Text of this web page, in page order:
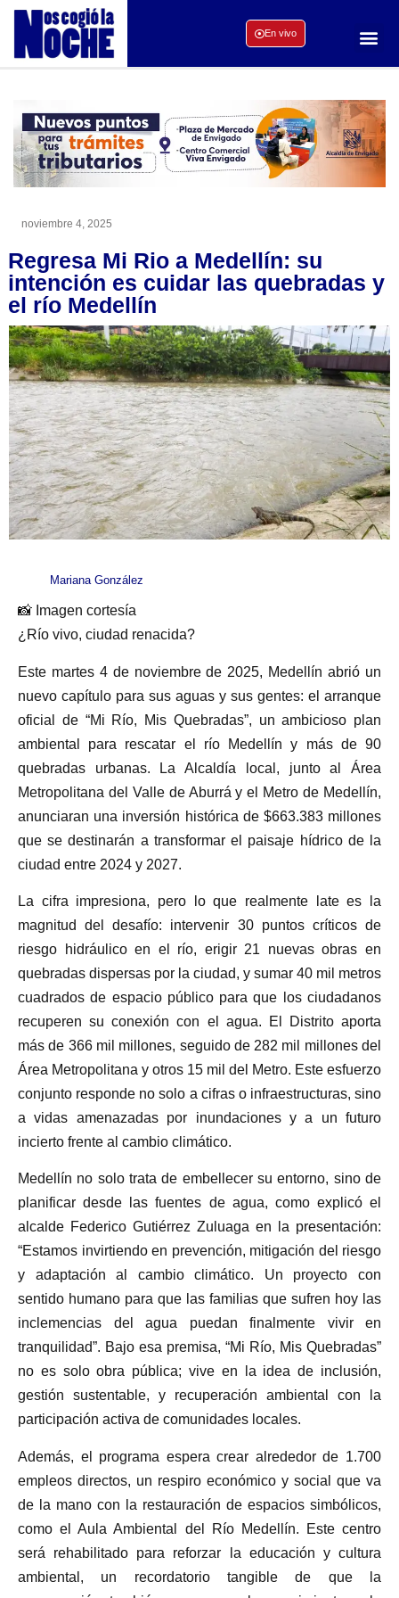
En vivo
noviembre 4, 2025
Regresa Mi Rio a Medellín: su
intención es cuidar las quebradas y
el río Medellín
Mariana González
📸 Imagen cortesía
¿Río vivo, ciudad renacida?
Este martes 4 de noviembre de 2025, Medellín abrió un
nuevo capítulo para sus aguas y sus gentes: el arranque
oficial de “Mi Río, Mis Quebradas”, un ambicioso plan
ambiental para rescatar el río Medellín y más de 90
quebradas urbanas. La Alcaldía local, junto al Área
Metropolitana del Valle de Aburrá y el Metro de Medellín,
anunciaran una inversión histórica de $663.383 millones
que se destinarán a transformar el paisaje hídrico de la
ciudad entre 2024 y 2027.
La cifra impresiona, pero lo que realmente late es la
magnitud del desafío: intervenir 30 puntos críticos de
riesgo hidráulico en el río, erigir 21 nuevas obras en
quebradas dispersas por la ciudad, y sumar 40 mil metros
cuadrados de espacio público para que los ciudadanos
recuperen su conexión con el agua. El Distrito aporta
más de 366 mil millones, seguido de 282 mil millones del
Área Metropolitana y otros 15 mil del Metro. Este esfuerzo
conjunto responde no solo a cifras o infraestructuras, sino
a vidas amenazadas por inundaciones y a un futuro
incierto frente al cambio climático.
Medellín no solo trata de embellecer su entorno, sino de
planificar desde las fuentes de agua, como explicó el
alcalde Federico Gutiérrez Zuluaga en la presentación:
“Estamos invirtiendo en prevención, mitigación del riesgo
y adaptación al cambio climático. Un proyecto con
sentido humano para que las familias que sufren hoy las
inclemencias del agua puedan finalmente vivir en
tranquilidad”. Bajo esa premisa, “Mi Río, Mis Quebradas”
no es solo obra pública; vive en la idea de inclusión,
gestión sustentable, y recuperación ambiental con la
participación activa de comunidades locales.
Además, el programa espera crear alrededor de 1.700
empleos directos, un respiro económico y social que va
de la mano con la restauración de espacios simbólicos,
como el Aula Ambiental del Río Medellín. Este centro
será rehabilitado para reforzar la educación y cultura
ambiental, un recordatorio tangible de que la